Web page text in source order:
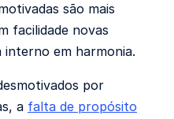
são mais
facilidade novas
em harmonia.
por
a falta de propósito